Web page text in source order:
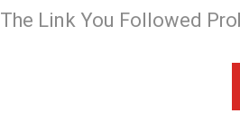
The Link You Followed